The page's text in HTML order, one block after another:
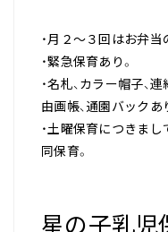
・月２～３回はお弁当
・緊急保育あり。
・名札、カラー帽子、
由画帳、通園バックあ
・土曜保育につきま
同保育。
星の子乳児